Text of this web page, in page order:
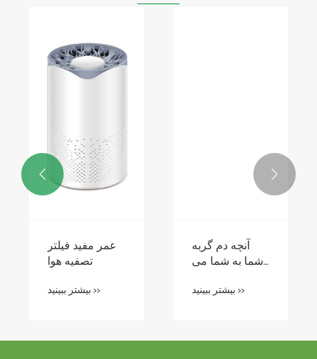
عمر مفید فیلتر
تصفیه هوا
بیشتر ببینید >>
آنچه دم گربه
شما به شما می
بیشتر ببینید >>
 